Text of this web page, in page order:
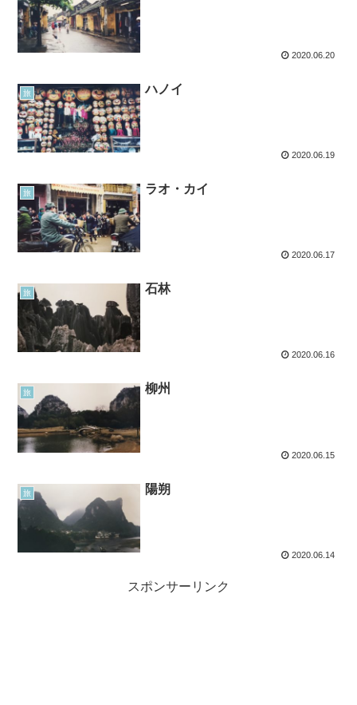
2020.06.20
旅 ハノイ
2020.06.19
旅 ラオ・カイ
2020.06.17
旅 石林
2020.06.16
旅 柳州
2020.06.15
旅 陽朔
2020.06.14
スポンサーリンク